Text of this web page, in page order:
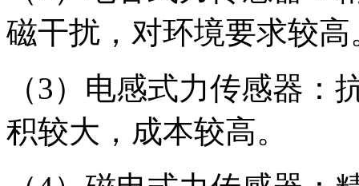
磁干扰，对环境要求较高
（3）电感式力传感器
积较大，成本较高。